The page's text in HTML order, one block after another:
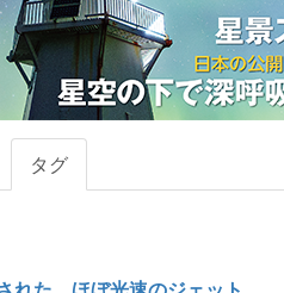
タグ